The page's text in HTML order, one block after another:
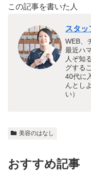
この記事を書いた人
スタッ
WEB、
最近ハ
人ぞ知
グする
40代に
んとし
い）
美容のはなし
おすすめ記事